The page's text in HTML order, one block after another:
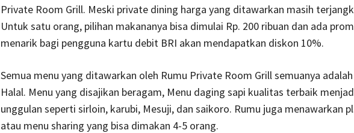
Private Room Grill. Meski private dining harga yang ditawarkan masih
Untuk satu orang, pilihan makananya bisa dimulai Rp. 200 ribuan dan ada
menarik bagi pengguna kartu debit BRI akan mendapatkan diskon 10%.
Semua menu yang ditawarkan oleh Rumu Private Room Grill semuanya adalah
Halal. Menu yang disajikan beragam, Menu daging sapi kualitas terbaik
unggulan seperti sirloin, karubi, Mesuji, dan saikoro. Rumu juga menawarkan
atau menu sharing yang bisa dimakan 4-5 orang.